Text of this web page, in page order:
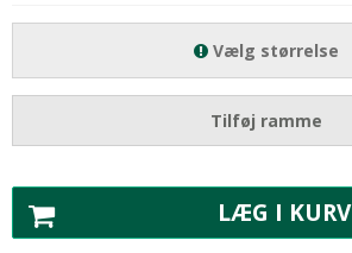
Vælg størrelse
Tilføj ramme
LÆG I KURV